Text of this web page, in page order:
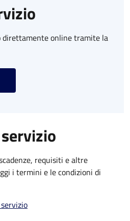
direttamente online tramite la
requisiti e altre
i termini e le condizioni di